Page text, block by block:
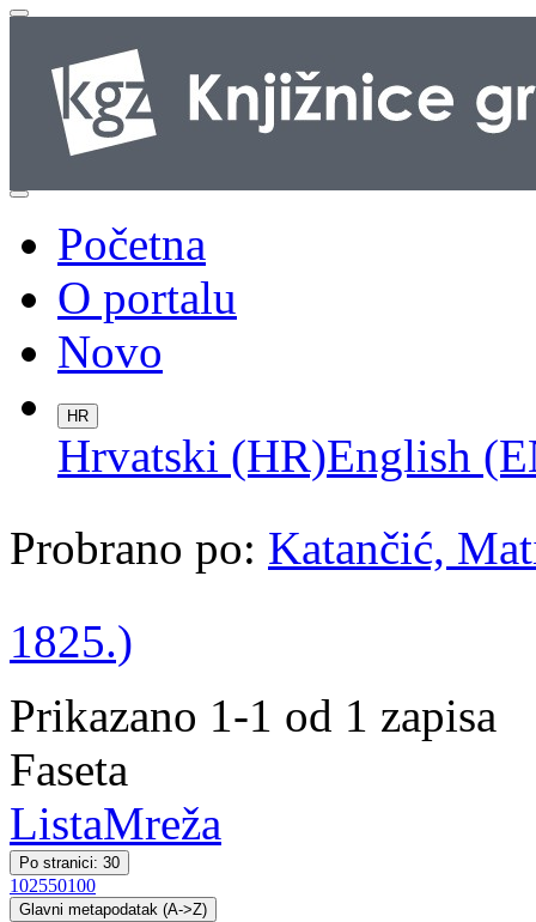
Početna
O portalu
Novo
HR
Hrvatski (HR)English
Probrano po: Katančić,
1825.)
Prikazano 1-1 od 1 zapisa
Faseta
ListaMreža
Po stranici: 30
102550100
Glavni metapodatak (A->Z)